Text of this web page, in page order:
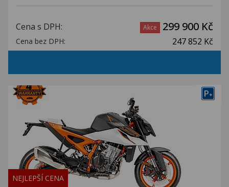
Cena s DPH: Akce 299 900 Kč
Cena bez DPH: 247 852 Kč
P+
NEJLEPŠÍ CENA